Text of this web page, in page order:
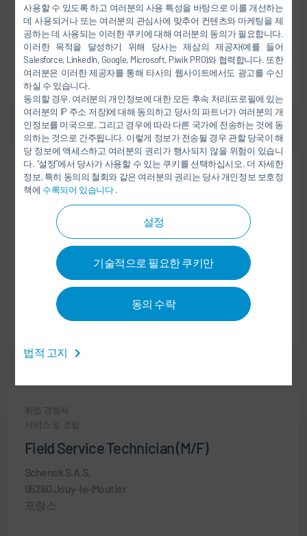
사용할 수 있도록 하고 여러분의 사용 특성을 바탕으로 이를 개선하는
데 사용되거나 또는 여러분의 관심사에 맞추어 컨텐츠와 마케팅을 제
공하는 데 사용되는 이러한 쿠키에 대해 여러분의 동의가 필요합니다.
이러한 목적을 달성하기 위해 당사는 제삼의 제공자(예를 들어
Salesforce, LinkedIn, Google, Microsoft, Piwik PRO)와 협력합니다. 또한
여러분은 이러한 제공자를 통해 타사의 웹사이트에서도 광고를 수신
하실 수 있습니다.
동의할 경우, 여러분의 개인정보에 대한 모든 후속 처리(프로필에 있는
여러분의 IP 주소 저장)에 대해 동의하고 당사의 파트너가 여러분의 개
인정보를 미국으로, 그리고 경우에 따라 다른 국가에 전송하는 것에 동
의하는 것으로 간주됩니다. 이렇게 정보가 전송될 경우 관할 당국이 해
당 정보에 액세스하고 여러분의 권리가 행사되지 않을 위험이 있습니
다. “설정”에서 당사가 사용할 수 있는 쿠키를 선택하십시오. 더 자세한
정보, 특히 동의의 철회와 같은 여러분의 권리는 당사 개인정보 보호정
책에 수록되어 있습니다.
설정
기술적으로 필요한 쿠키만
동의 수락
법적 고지
Dürr IT Services India
201 305 Noida
인도
일자리로 이동
취업 경험자
물류 및 구매
German Speaking Operational Buyer for
Material Management (MM) Team
Dürr Group Services, India
201 305 Noida
일자리로 이동
취업 경험자
서비스 및 조립
Field Service Technician (M/F)
Schenck S.A.S.
95280 Jouy-le-Moutier
프랑스